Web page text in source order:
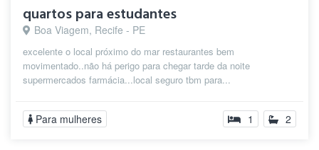
quartos para estudantes
Boa Viagem, Recife - PE
excelente o local próximo do mar restaurantes bem
movimentado..não há perigo para chegar tarde da noite
supermercados farmácia...local seguro tbm para...
Para mulheres 1 2